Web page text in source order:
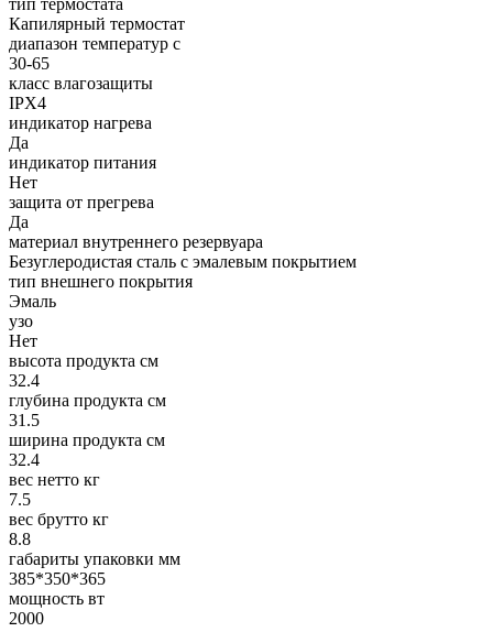
тип термостата
Капилярный термостат
диапазон температур с
30-65
класс влагозащиты
IPX4
индикатор нагрева
Да
индикатор питания
Нет
защита от прегрева
Да
материал внутреннего резервуара
Безуглеродистая сталь с эмалевым покрытием
тип внешнего покрытия
Эмаль
узо
Нет
высота продукта см
32.4
глубина продукта см
31.5
ширина продукта см
32.4
вес нетто кг
7.5
вес брутто кг
8.8
габариты упаковки мм
385*350*365
мощность вт
2000